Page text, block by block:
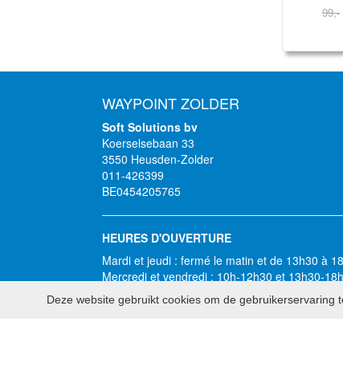
99,-
WAYPOINT ZOLDER
Soft Solutions bv
Koerselsebaan 33
3550 Heusden-Zolder
011-426399
BE0454205765
HEURES D'OUVERTURE
Mardi et jeudi : fermé le matin et de 13h30 à
Mercredi et vendredi : 10h-12h30 et 13h30-18h
Samedi : en continu : 10h-16h
Dimanche, lundi et jours fériés : fermé
Deze website gebruikt cookies om de